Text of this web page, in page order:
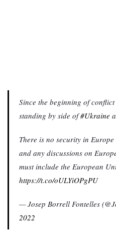
Since the beginning of
standing by side of#Ukraine
There is no security in
and any discussions on
must include the European
https://t.co/oULYiOPgPU
— Josep Borrell Fontelles
2022